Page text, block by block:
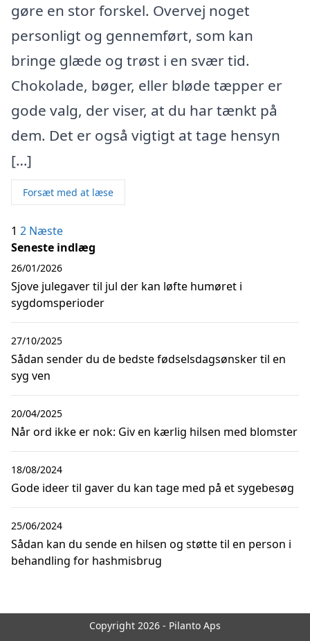
gøre en stor forskel. Overvej noget
personligt og gennemført, som kan
bringe glæde og trøst i en svær tid.
Chokolade, bøger, eller bløde tæpper er
gode valg, der viser, at du har tænkt på
dem. Det er også vigtigt at tage hensyn
[…]
Forsæt med at læse
Indlægsinddeling
1 2 Næste
Seneste indlæg
Sjove julegaver til jul der kan løfte humøret i
sygdomsperioder
26/01/2026
Sådan sender du de bedste fødselsdagsønsker til en
syg ven
27/10/2025
Når ord ikke er nok: Giv en kærlig hilsen med blomster
20/04/2025
Gode ideer til gaver du kan tage med på et sygebesøg
18/08/2024
Sådan kan du sende en hilsen og støtte til en person i
behandling for hashmisbrug
25/06/2024
Copyright 2026 - Pilanto Aps